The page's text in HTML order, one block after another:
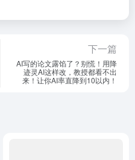
下一篇
AI写的论文露馅了？别慌！用降
迹灵AI这样改，教授都看不出
来！让你AI率直降到10以内！